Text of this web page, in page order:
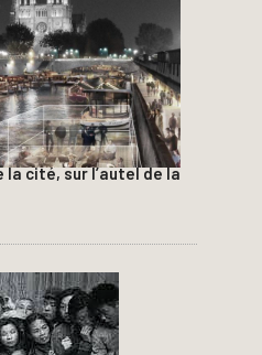
la cité, sur l’autel de la